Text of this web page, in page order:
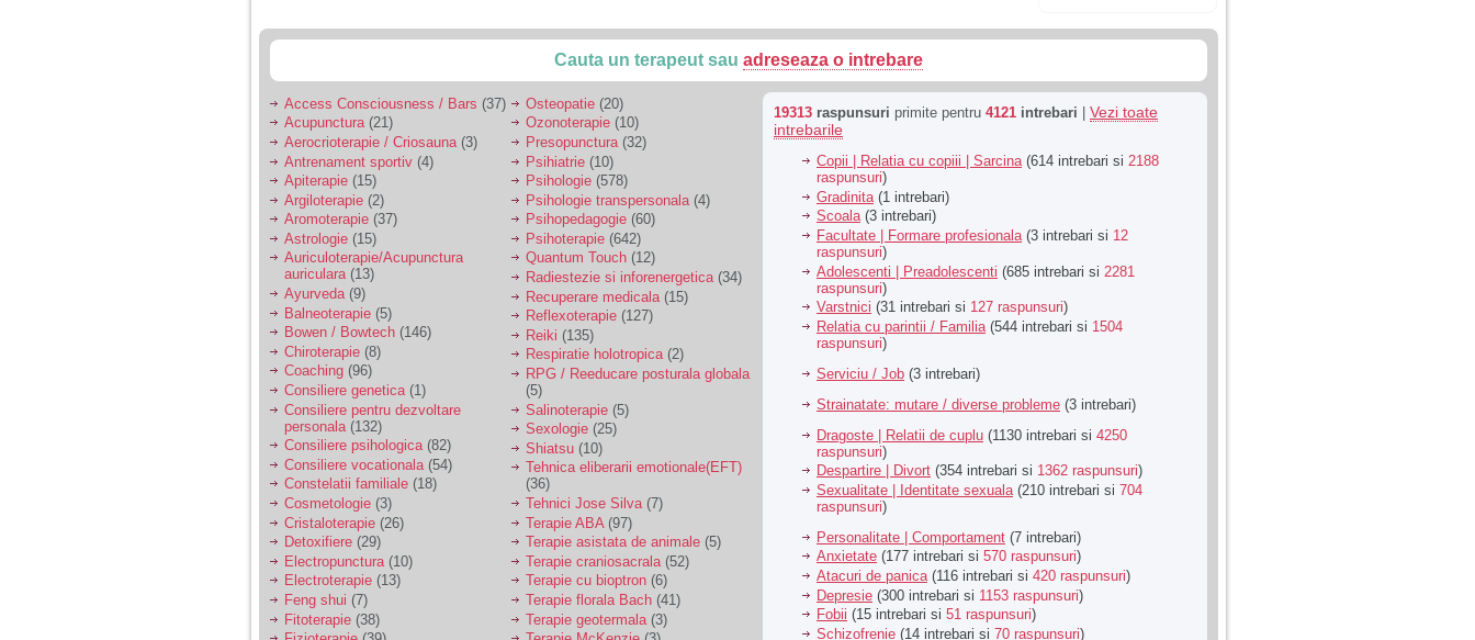
sa se manifeste o
Ma aflu aici pentru ca
vreau sa stiu daca am
nevoie de un psiholog
sau psihiatru.
Sunt casatorita, am
31 de ani si un copil in
varsta de 2 ani care
mi-e lumina ochilor.
De ceva timp simt ca
mi s-a adunat
oboseala, o oboseala
cronica de care nu pot
scapa si simt ca din
cauza ei nu pot
controla nervii si
cateodata are copilul
de suferit.
Am o bariera peste
care nu pot trece:
prietena mea a ramas
insarcinata cu o fata.
Am fost de comun
acord sa facem un
copil, cu gandul ca e
baiat.
Cauta un terapeut sau adreseaza o intrebare
Access Consciousness / Bars (37)
Acupunctura(21)
Aerocrioterapie / Criosauna (3)
Antrenament sportiv (4)
Apiterapie (15)
Argiloterapie (2)
Aromoterapie (37)
Astrologie (15)
Auriculoterapie/Acupunctura
auriculara(13)
Ayurveda(9)
Balneoterapie (5)
Bowen / Bowtech (146)
Chiroterapie (8)
Coaching (96)
Consiliere genetica(1)
Consiliere pentru dezvoltare
personala (132)
Consiliere psihologica(82)
Consiliere vocationala (54)
Constelatii familiale (18)
Cosmetologie (3)
Cristaloterapie (26)
Detoxifiere (29)
Electropunctura (10)
Electroterapie (13)
Feng shui (7)
Fitoterapie (38)
Osteopatie (20)
Ozonoterapie (10)
Presopunctura (32)
Psihiatrie (10)
Psihologie (578)
Psihologie transpersonala (4)
Psihopedagogie (60)
Psihoterapie (642)
Quantum Touch (12)
Radiestezie si inforenergetica(34)
Recuperare medicala (15)
Reflexoterapie (127)
Reiki (135)
Respiratie holotropica(2)
RPG / Reeducare posturala globala
(5)
Salinoterapie (5)
Sexologie (25)
Shiatsu (10)
Tehnica eliberarii emotionale(EFT)
(36)
Tehnici Jose Silva(7)
Terapie ABA (97)
Terapie asistata de animale (5)
Terapie craniosacrala (52)
Terapie cu bioptron (6)
Terapie florala Bach (41)
Terapie geotermala (3)
19313 raspunsuri primite pentru 4121 intrebari
Vezi toate
intrebarile
Copii | Relatia cu copiii | Sarcina(614 intrebari si 2188
raspunsuri)
Gradinita (1 intrebari)
Scoala(3 intrebari)
Facultate | Formare profesionala (3 intrebari si 12
raspunsuri)
Adolescenti | Preadolescenti (685 intrebari si 2281
raspunsuri)
Varstnici (31 intrebari si 127 raspunsuri)
Relatia cu parintii / Familia (544 intrebari si 1504
raspunsuri)
Serviciu / Job (3 intrebari)
Strainatate: mutare / diverse probleme (3 intrebari)
Dragoste | Relatii de cuplu (1130 intrebari si 4250
raspunsuri)
Despartire | Divort (354 intrebari si 1362 raspunsuri)
Sexualitate | Identitate sexuala (210 intrebari si 704
raspunsuri)
Personalitate | Comportament (7 intrebari)
Anxietate (177 intrebari si 570 raspunsuri)
Atacuri de panica(116 intrebari si 420 raspunsuri)
Depresie (300 intrebari si 1153 raspunsuri)
Fobii (15 intrebari si 51 raspunsuri)
Schizofrenie (14 intrebari si 70 raspunsuri)